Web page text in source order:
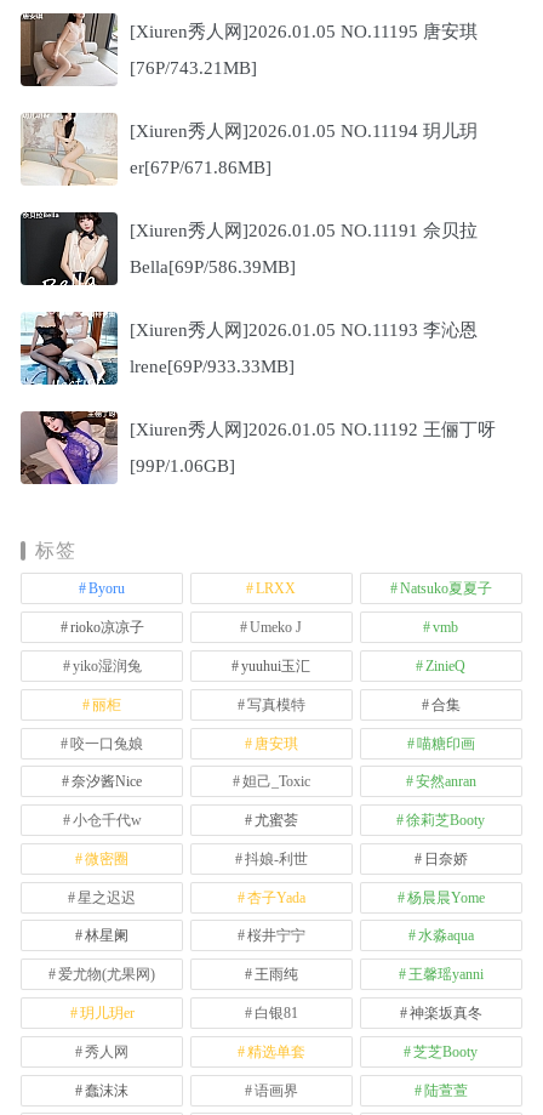
[Xiuren秀人网]2026.01.05 NO.11195 唐安琪
[76P/743.21MB]
[Xiuren秀人网]2026.01.05 NO.11194 玥儿玥
er[67P/671.86MB]
[Xiuren秀人网]2026.01.05 NO.11191 佘贝拉
Bella[69P/586.39MB]
[Xiuren秀人网]2026.01.05 NO.11193 李沁恩
lrene[69P/933.33MB]
[Xiuren秀人网]2026.01.05 NO.11192 王俪丁呀
[99P/1.06GB]
标签
Byoru LRXX Natsuko夏夏子
rioko凉凉子 Umeko J vmb
yiko湿润兔 yuuhui玉汇 ZinieQ
丽柜 写真模特 合集
咬一口兔娘 唐安琪 喵糖印画
奈汐酱Nice 妲己_Toxic 安然anran
小仓千代w 尤蜜荟 徐莉芝Booty
微密圈 抖娘-利世 日奈娇
星之迟迟 杏子Yada 杨晨晨Yome
林星阑 桜井宁宁 水淼aqua
爱尤物(尤果网) 王雨纯 王馨瑶yanni
玥儿玥er 白银81 神楽坂真冬
秀人网 精选单套 芝芝Booty
蠢沫沫 语画界 陆萱萱